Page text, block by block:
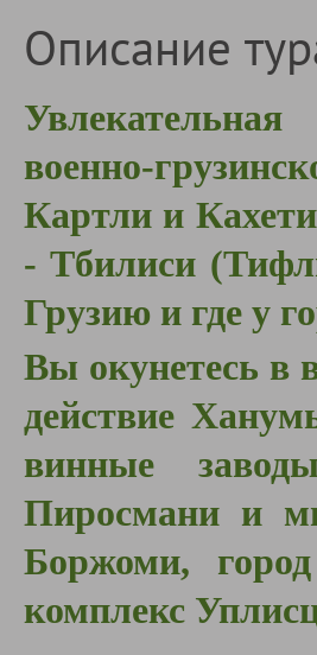
Описание
военно-
Картли и
- Тбилиси
Грузию и где у
Вы окунетесь в
действие
винные
Пиросмани и
Боржоми,
комплекс